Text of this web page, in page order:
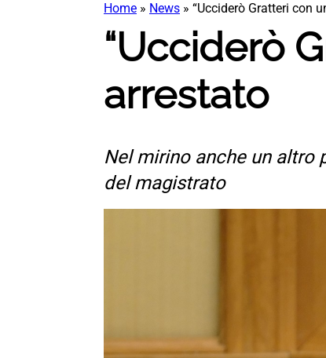
Home » News » “Ucciderò Gratteri con
“Ucciderò
arrestato
Nel mirino anche un altro
del magistrato